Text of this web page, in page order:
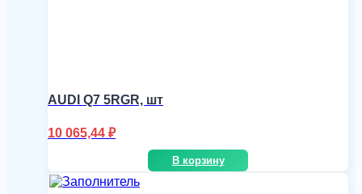
AUDI Q7 5RGR, шт
10 065,44 ₽
В корзину